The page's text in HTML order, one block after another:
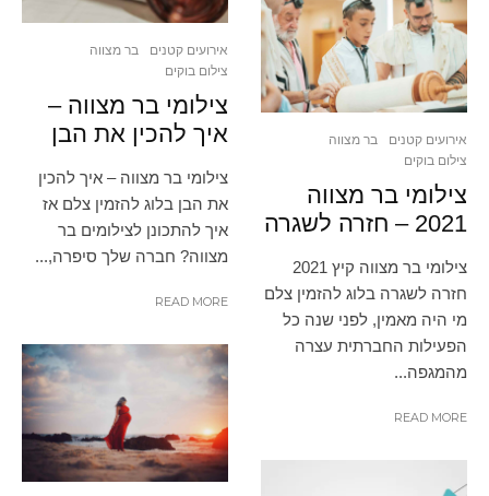
אירועים קטנים
בר מצווה
צילום בוקים
צילומי בר מצווה
2021 – חזרה לשגרה
צילומי בר מצווה קיץ 2021
חזרה לשגרה בלוג להזמין צלם
מי היה מאמין, לפני שנה כל
הפעילות החברתית עצרה
מהמגפה...
READ MORE
אירועים קטנים
בר מצווה
צילום בוקים
צילומי בר מצווה –
איך להכין את הבן
צילומי בר מצווה – איך להכין
את הבן בלוג להזמין צלם אז
איך להתכונן לצילומים בר
מצווה? חברה שלך סיפרה,...
READ MORE